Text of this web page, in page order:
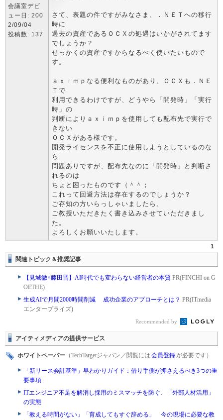
会議室デビ
ュー日: 200
2/09/04
投稿数: 137
さて、表題の件ですがみなさま、．ＮＥＴへの移行
時に
過去の資産であるＯＣＸの処遇はいかがされてます
でしょうか？
せっかくの資産ですからなるべく使いたいもので
す。
ａｘｉｍｐなる便利なものがあり、ＯＣＸも．ＮＥ
Ｔで
利用できるわけですが、どうやら「開発時」「実行
時」の
判断によりａｘｉｍｐを使用しても配布先で実行で
きない
ＯＣＸがある様です。
開発ライセンスを不正に使用しようとしているのな
ら
問題ありですが、配布先なのに「開発時」と判断さ
れるのは
ちょと困ったものです（＾＾；
これって回避方法は存在するのでしょうか？
ご存知の方いらっしゃいましたら、
ご教授いただきたく書き込みさせていただきまし
た。
よろしくお願いいたします。
1
関連トピック＆推奨記事
【見城徹×藤田晋】AI時代でも変わらない経営者の本質 PR(FINCHI on G
OETHE)
生成AIで月間2000時間削減 成功企業のアプローチとは？ PR(ITmedia
エンタープライズ)
Recommended by
アイティメディアの提供サービス
ホワイトペーパー （TechTargetジャパン／閲覧には 会員登録が必要です）
「新リース会計基準」早わかりガイド：借り手側が押さえるべき3つの重
要事項
ITエンジニア不足を解消し採用のミスマッチを防ぐ、「外部人材活用」
の実態
「教える時間がない」「育成してもすぐ辞める」 今の現場に必要な教